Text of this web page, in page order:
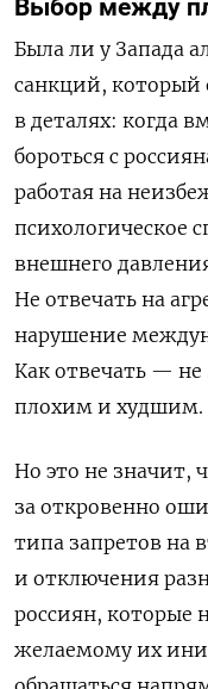
Выбор между
Была ли у Запада
санкций, который
в деталях: когда
бороться с
работая на
психологическое
внешнего
Не отвечать на
нарушение
Как отвечать —
плохим и худшим.
Но это не значит,
за откровенно
типа запретов на
и отключения
россиян, которые
желаемому их